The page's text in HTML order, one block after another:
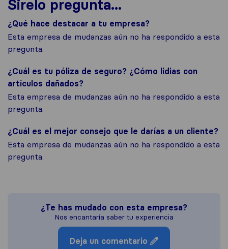
Sirelo pregunta...
¿Qué hace destacar a tu empresa?
Esta empresa de mudanzas aún no ha respondido a esta
pregunta.
¿Cuál es tu póliza de seguro? ¿Cómo lidias con
artículos dañados?
Esta empresa de mudanzas aún no ha respondido a esta
pregunta.
¿Cuál es el mejor consejo que le darías a un cliente?
Esta empresa de mudanzas aún no ha respondido a esta
pregunta.
¿Te has mudado con esta empresa?
Nos encantaría saber tu experiencia
Deja un comentario